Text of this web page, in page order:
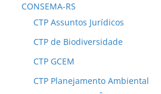
CONSEMA-RS
CTP Assuntos Jurídicos
CTP de Biodiversidade
CTP GCEM
CTP Planejamento Ambiental